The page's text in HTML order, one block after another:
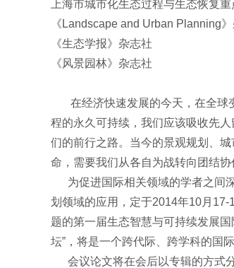
上海市城市化生态过程与生态恢复
《 Landscape and Urban Planning
《生态学报》杂志社
《风景园林》杂志社
在经济快速发展的今天，在全球
程的永久可持续，我们应该吸收先
们的前行之路。当今的景观规划、
命，需要我们从各自为战转向团结
为促进国际相关领域的学者之间
划领域的应用，定于2014年10月17-
题的第一届生态智慧与可持续发展
坛”，将是一个跨代际、跨学科的国际
会议论文将在会后以专辑的方式